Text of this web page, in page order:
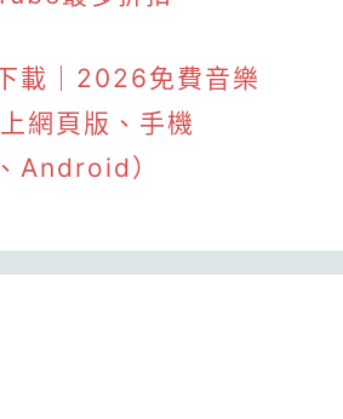
載｜2026免費音樂
網頁版、手機
Android）